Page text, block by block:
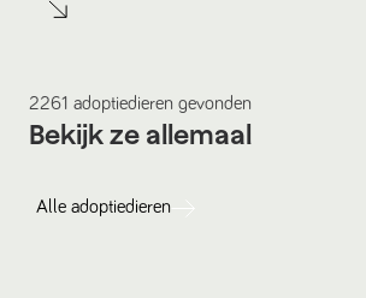
2261 adoptiedieren gevonden
Bekijk ze allemaal
Alle adoptiedieren